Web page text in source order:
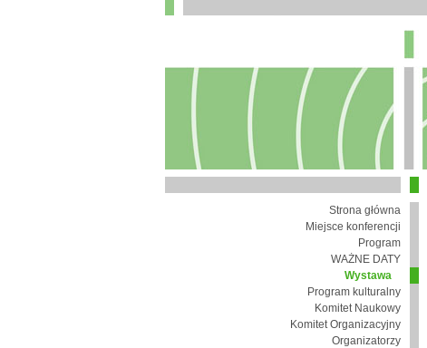
Strona główna
Miejsce konferencji
Program
WAŻNE DATY
Wystawa
Program kulturalny
Komitet Naukowy
Komitet Organizacyjny
Organizatorzy